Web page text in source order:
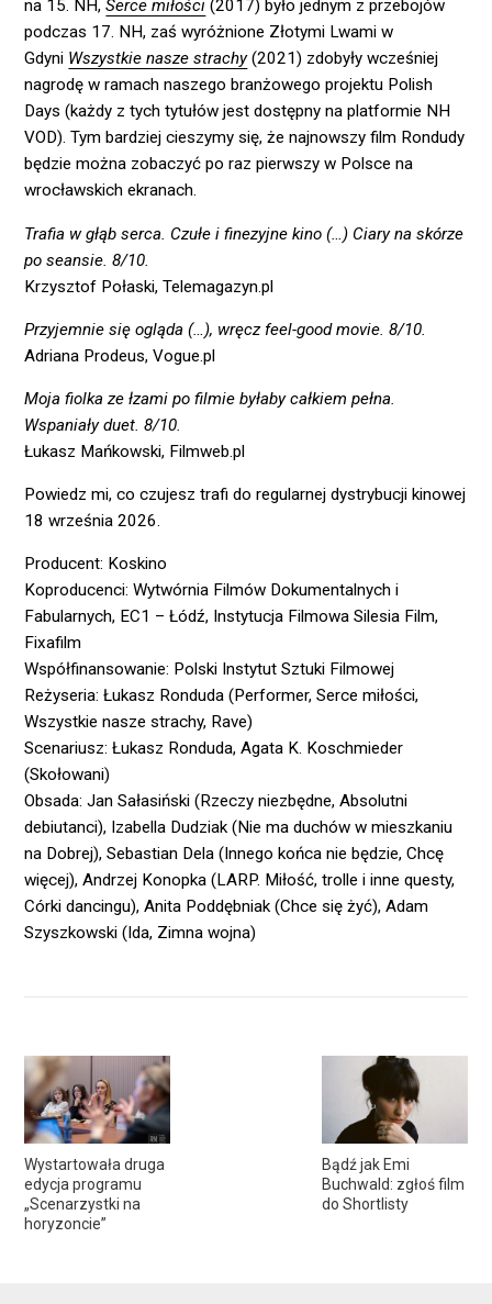
Wystartowała druga
edycja programu
„Scenarzystki na
horyzoncie”
Bądź jak Emi
Buchwald: zgłoś film
do Shortlisty
na 15. NH,Serce miłości (2017) było jednym z przebojów
podczas 17. NH, zaś wyróżnione Złotymi Lwami w
Gdyni Wszystkie nasze strachy(2021) zdobyły wcześniej
nagrodę w ramach naszego branżowego projektu Polish
Days (każdy z tych tytułów jest dostępny na platformie NH
VOD). Tym bardziej cieszymy się, że najnowszy film Rondudy
będzie można zobaczyć po raz pierwszy w Polsce na
wrocławskich ekranach.
Trafia w głąb serca. Czułe i finezyjne kino (…) Ciary na skórze
po seansie. 8/10.
Krzysztof Połaski, Telemagazyn.pl
Przyjemnie się ogląda (…), wręcz feel-good movie. 8/10.
Adriana Prodeus, Vogue.pl
Moja fiolka ze łzami po filmie byłaby całkiem pełna.
Wspaniały duet. 8/10.
Łukasz Mańkowski, Filmweb.pl
Powiedz mi, co czujesz trafi do regularnej dystrybucji kinowej
18 września 2026.
Producent: Koskino
Koproducenci: Wytwórnia Filmów Dokumentalnych i
Fabularnych, EC1 – Łódź, Instytucja Filmowa Silesia Film,
Fixafilm
Współfinansowanie: Polski Instytut Sztuki Filmowej
Reżyseria: Łukasz Ronduda (Performer, Serce miłości,
Wszystkie nasze strachy, Rave)
Scenariusz: Łukasz Ronduda, Agata K. Koschmieder
(Skołowani)
Obsada: Jan Sałasiński (Rzeczy niezbędne, Absolutni
debiutanci), Izabella Dudziak (Nie ma duchów w mieszkaniu
na Dobrej), Sebastian Dela (Innego końca nie będzie, Chcę
więcej), Andrzej Konopka (LARP. Miłość, trolle i inne questy,
Córki dancingu), Anita Poddębniak (Chce się żyć), Adam
Szyszkowski (Ida, Zimna wojna)